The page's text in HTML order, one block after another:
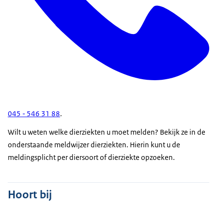
045 - 546 31 88.
Wilt u weten welke dierziekten u moet melden? Bekijk ze in de
onderstaande meldwijzer dierziekten. Hierin kunt u de
meldingsplicht per diersoort of dierziekte opzoeken.
Hoort bij